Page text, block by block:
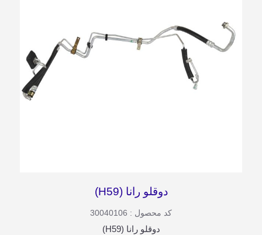
دوقلو رانا (H59)
کد محصول : 30040106
دوقلو رانا (H59)